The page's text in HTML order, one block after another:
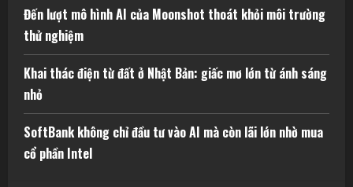
Đến lượt mô hình AI của Moonshot thoát khỏi môi trường
thử nghiệm
Khai thác điện từ đất ở Nhật Bản: giấc mơ lớn từ ánh sáng
nhỏ
SoftBank không chỉ đầu tư vào AI mà còn lãi lớn nhờ mua
cổ phần Intel